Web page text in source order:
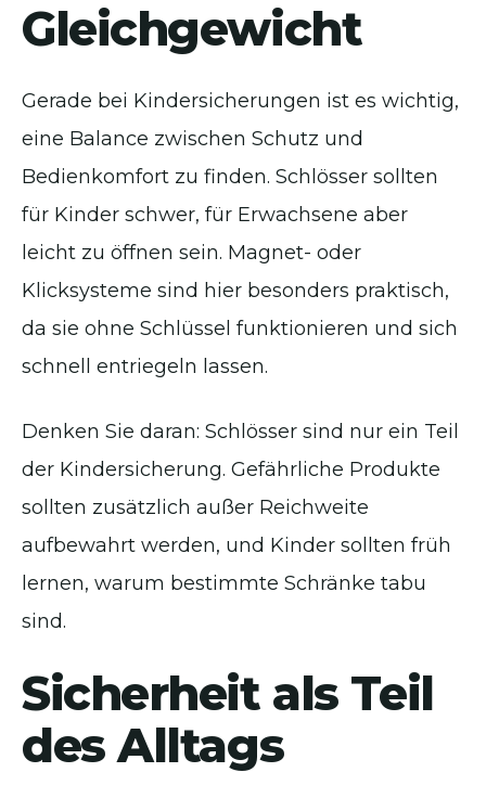
Gleichgewicht
Gerade bei Kindersicherungen ist es wichtig,
eine Balance zwischen Schutz und
Bedienkomfort zu finden. Schlösser sollten
für Kinder schwer, für Erwachsene aber
leicht zu öffnen sein. Magnet- oder
Klicksysteme sind hier besonders praktisch,
da sie ohne Schlüssel funktionieren und sich
schnell entriegeln lassen.
Denken Sie daran: Schlösser sind nur ein Teil
der Kindersicherung. Gefährliche Produkte
sollten zusätzlich außer Reichweite
aufbewahrt werden, und Kinder sollten früh
lernen, warum bestimmte Schränke tabu
sind.
Sicherheit als Teil
des Alltags